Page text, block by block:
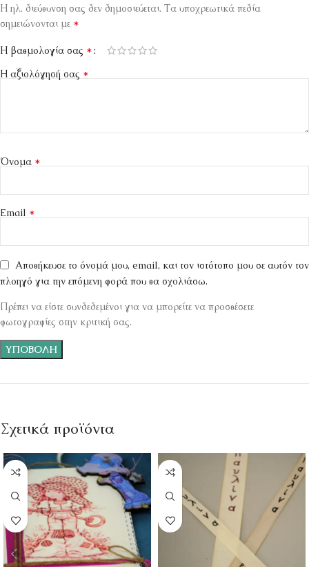
Η ηλ. διεύθυνση σας δεν δημοσιεύεται. Τα υποχρεωτικά πεδία
σημειώνονται με *
Η βαθμολογία σας *
Η αξιολόγησή σας *
Όνομα *
Email *
Αποθήκευσε το όνομά μου, email, και τον ιστότοπο μου σε αυτόν τον
πλοηγό για την επόμενη φορά που θα σχολιάσω.
Πρέπει να είστε συνδεδεμένοι για να μπορείτε να προσθέσετε
φωτογραφίες στην κριτική σας.
Σχετικά προϊόντα